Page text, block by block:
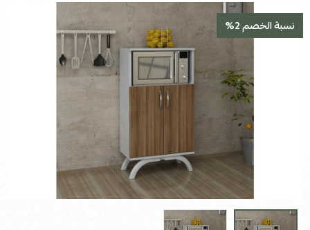
نسبة الخصم 2%